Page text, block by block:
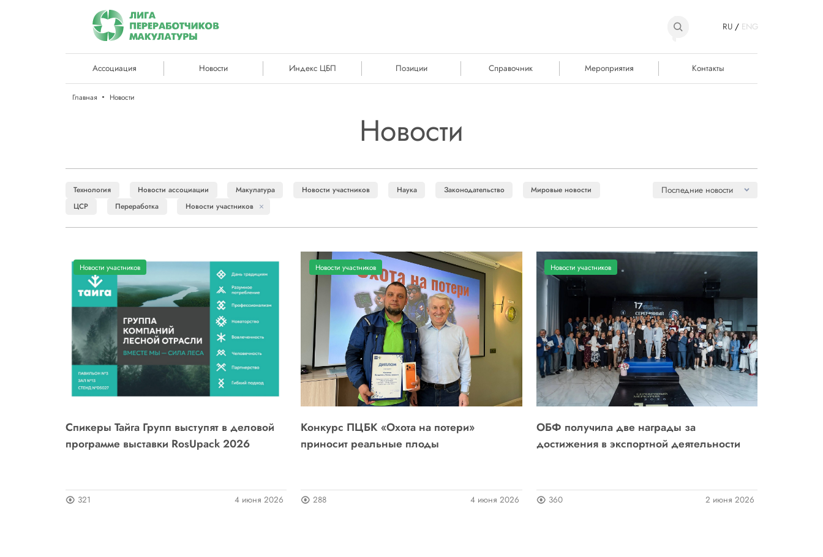
RU/ ENG
Ассоциация Новости Индекс ЦБП Позиции Справочник Мероприятия Контакты
Главная Новости
Новости
Технология Новости ассоциации Макулатура Новости участников Наука Законодательство
Мировые новости
ЦСР
Переработка Новости участников
Последние новости
Новости участников
Спикеры Тайга Групп выступят в деловой
программе выставки RosUpack 2026
321 4 июня 2026
Новости участников
Конкурс ПЦБК «Охота на потери»
приносит реальные плоды
288 4 июня 2026
Новости участников
ОБФ получила две награды за
достижения в экспортной деятельности
360 2 июня 2026